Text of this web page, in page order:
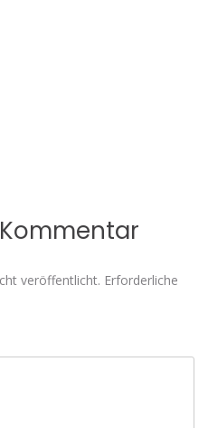
veröffentlicht. Erforderliche